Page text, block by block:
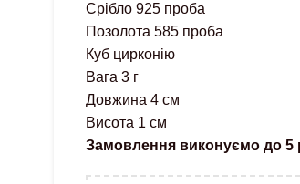
Срібло 925 проба
Позолота 585 проба
Куб цирконію
Вага 3 г
Довжина 4 см
Висота 1 см
Замовлення виконуємо до 5